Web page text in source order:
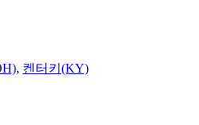
, 켄터키(KY)